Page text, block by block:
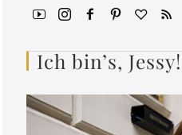
Ich bin’s, Jessy!